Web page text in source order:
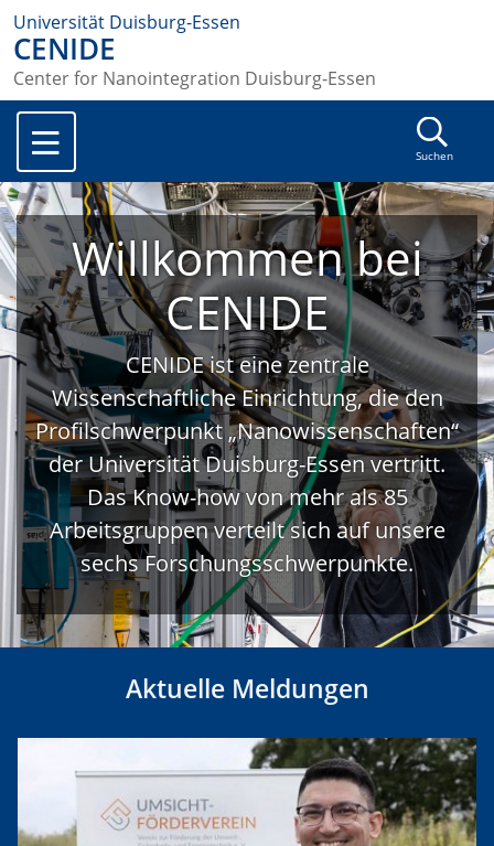
Universität Duisburg-Essen
CENIDE
Center for Nanointegration Duisburg-Essen
Suchen
Willkommen bei
CENIDE
CENIDE ist eine zentrale
Wissenschaftliche Einrichtung, die den
Profilschwerpunkt „Nanowissenschaften“
der Universität Duisburg-Essen vertritt.
Das Know-how von mehr als 85
Arbeitsgruppen verteilt sich auf unsere
sechs Forschungsschwerpunkte.
Aktuelle Meldungen